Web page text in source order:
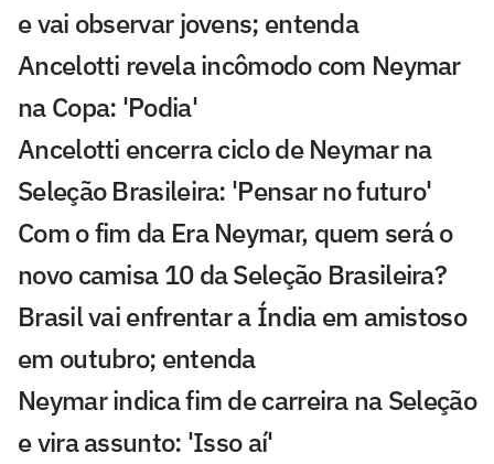
e vai observar jovens; entenda
Ancelotti revela incômodo com Neymar
na Copa: 'Podia'
Ancelotti encerra ciclo de Neymar na
Seleção Brasileira: 'Pensar no futuro'
Com o fim da Era Neymar, quem será o
novo camisa 10 da Seleção Brasileira?
Brasil vai enfrentar a Índia em amistoso
em outubro; entenda
Neymar indica fim de carreira na Seleção
e vira assunto: 'Isso aí'